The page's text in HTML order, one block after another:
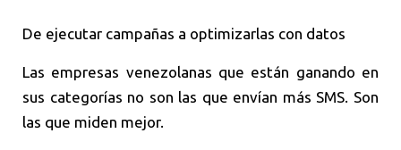
De ejecutar campañas a optimizarlas con datos
Las empresas venezolanas que están ganando en
sus categorías no son las que envían más SMS. Son
las que miden mejor.